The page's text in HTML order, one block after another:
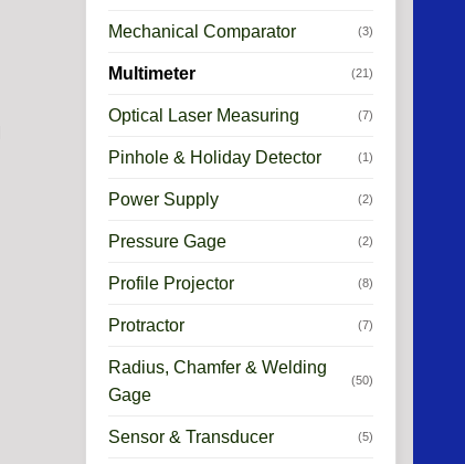
Mechanical Comparator (3)
Multimeter (21)
Optical Laser Measuring (7)
Pinhole & Holiday Detector (1)
Power Supply (2)
Pressure Gage (2)
Profile Projector (8)
Protractor (7)
Radius, Chamfer & Welding
Gage
(50)
Sensor & Transducer (5)